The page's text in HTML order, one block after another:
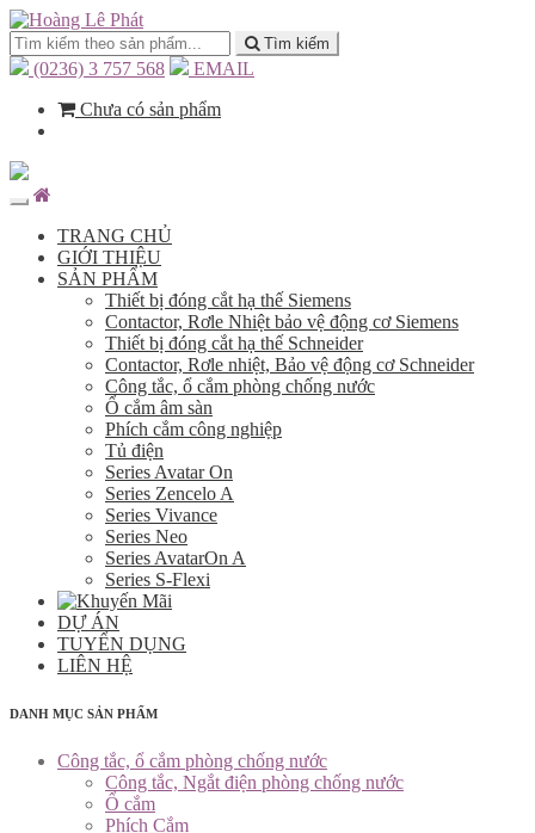
Tìm kiếm
(0236) 3 757 568
EMAIL
Chưa có sản phẩm
TRANG CHỦ
GIỚI THIỆU
SẢN PHẨM
Thiết bị đóng cắt hạ thế Siemens
Contactor, Rơle Nhiệt bảo vệ động cơ Siemens
Thiết bị đóng cắt hạ thế Schneider
Contactor, Rơle nhiệt, Bảo vệ động cơ Schneider
Công tắc, ổ cắm phòng chống nước
Ổ cắm âm sàn
Phích cắm công nghiệp
Tủ điện
Series Avatar On
Series Zencelo A
Series Vivance
Series Neo
Series AvatarOn A
Series S-Flexi
DỰ ÁN
TUYỂN DỤNG
LIÊN HỆ
DANH MỤC SẢN PHẨM
Công tắc, ổ cắm phòng chống nước
Công tắc, Ngắt điện phòng chống nước
Ổ cắm
Phích Cắm